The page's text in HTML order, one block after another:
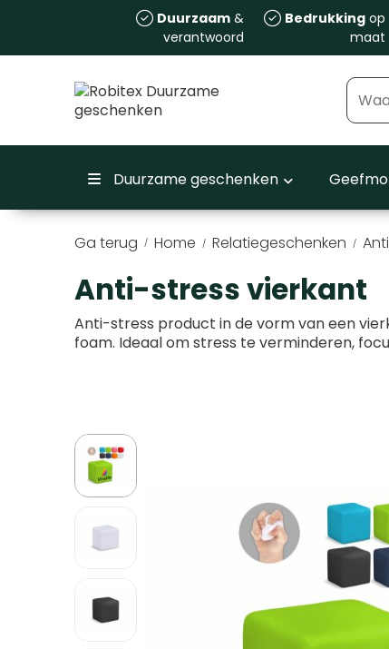
Duurzaam&
verantwoord
Bedrukkingop
maat
Duurzame geschenken
Ga terug / Home Relatiegeschenken
Anti-stress vierkant
Anti-stress product in de vorm van een
foam. Ideaal om stress te verminderen,